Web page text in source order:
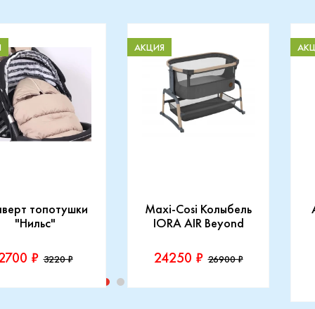
топотушки
"Нильс"
₽ 3220 ₽
Maxi-Cosi Колыбель
IORA AIR Beyond
АКЦИЯ
24250 ₽ 26900 ₽
Производитель::